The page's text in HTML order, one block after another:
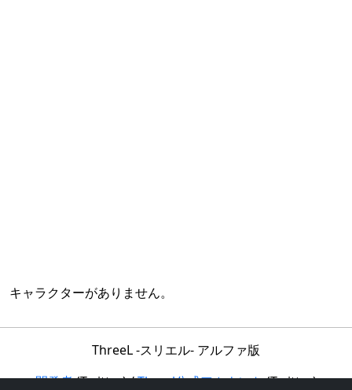
キャラクターがありません。
ThreeL -スリエル- アルファ版
開発者(Twitter) /Threel公式アカウント(Twitter)